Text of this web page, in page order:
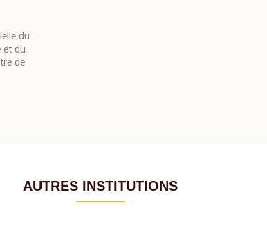
du
et du
de
AUTRES INSTITUTIONS